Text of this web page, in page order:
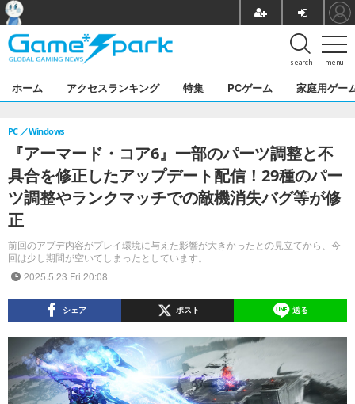
menu
search
ホーム アクセスランキング 特集 PCゲーム 家庭用ゲー
『アーマード・コア6』一部のパーツ調整と不
具合を修正したアップデート配信！29種のパー
ツ調整やランクマッチでの敵機消失バグ等が修
正
前回のアプデ内容がプレイ環境に与えた影響が大きかったとの見立てから、今
回は少し期間が空いてしまったとしています。
PC Windows
2025.5.23 Fri 20:08
シェア ポスト 送る